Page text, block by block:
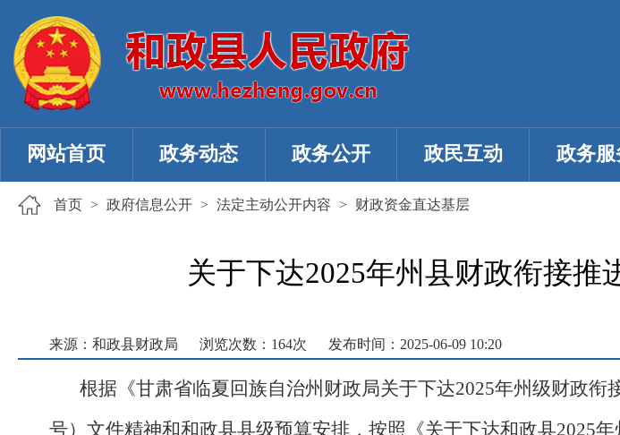
网站首页 政务动态 政务公开 政民互动 政务服
首页 > 政府信息公开 > 法定主动公开内容 > 财政资金直达基层
关于下达2025年州县财政衔接推
来源：和政县财政局 浏览次数： 164次 发布时间：2025-06-09 10:20
根据《甘肃省临夏回族自治州财政局关于下达2025年州级财政
号）文件精神和和政县县级预算安排，按照《关于下达和政县2025